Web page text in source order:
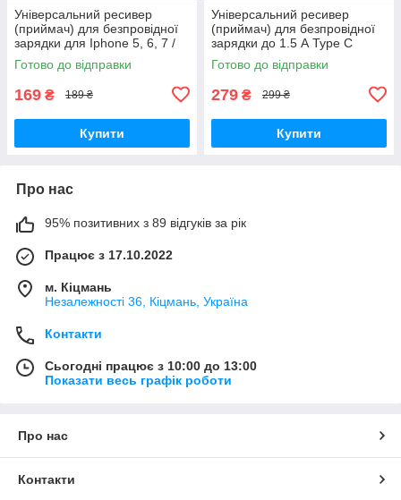
Універсальний ресивер
(приймач) для безпровідної
зарядки для Iphone 5, 6, 7 /
Білий
Готово до відправки
169 ₴ 189 ₴
Купити
Універсальний ресивер
(приймач) для безпровідної
зарядки до 1.5 А Type C
Жовтий
Готово до відправки
279 ₴ 299 ₴
Купити
Про нас
95% позитивних з 89 відгуків за рік
Працює з 17.10.2022
м. Кіцмань
Незалежності 36, Кіцмань, Україна
Контакти
Сьогодні працює з 10:00 до 13:00
Показати весь графік роботи
Про нас
Контакти